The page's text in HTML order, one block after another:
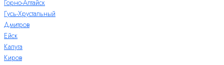
Горно-Алтайск
Гусь-Хрустальный
Дмитров
Ейск
Калуга
Киров